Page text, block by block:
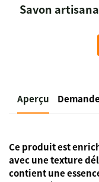
Savon
Aperçu
Ce produit est
avec une texture
contient une